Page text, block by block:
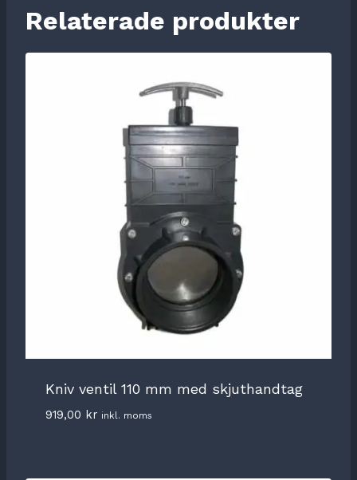
Relaterade produkter
Kniv ventil 110 mm med skjuthandtag
919,00 kr inkl. moms